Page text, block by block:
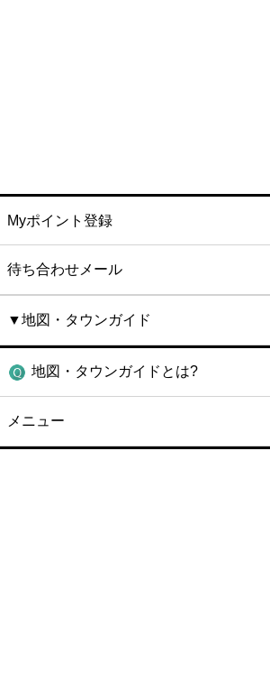
Myポイント登録
待ち合わせメール
▼地図・タウンガイド
地図・タウンガイドとは?
メニュー